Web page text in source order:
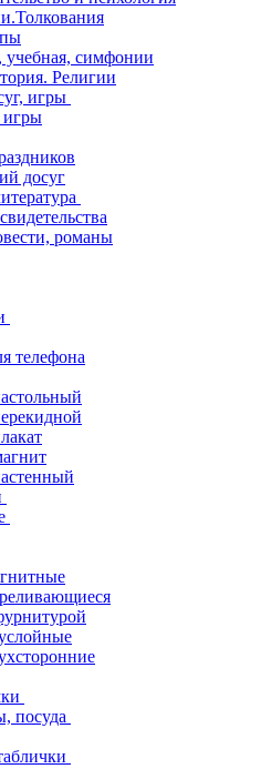
учебная, симфонии
Религии
игры
игры
досуг
романы
телефона
посуда